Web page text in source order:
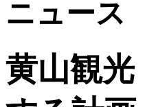
ニュース
黄山観光